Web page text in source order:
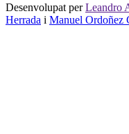
Desenvolupat perLeandro
Herrada i Manuel Ordoñez